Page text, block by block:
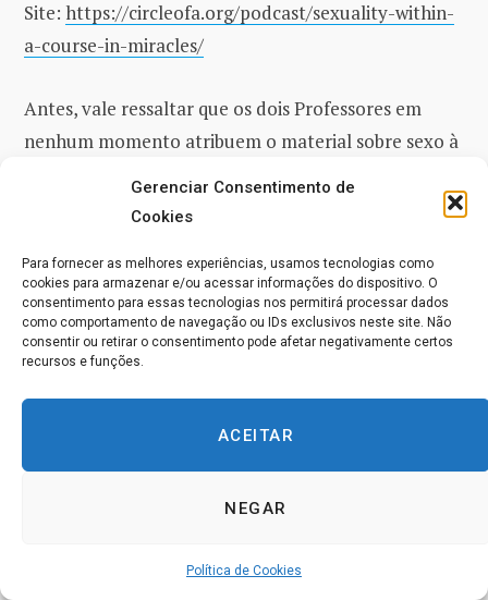
Gerenciar Consentimento de
Cookies
Para fornecer as melhores experiências, usamos tecnologias como
cookies para armazenar e/ou acessar informações do dispositivo. O
consentimento para essas tecnologias nos permitirá processar dados
como comportamento de navegação ou IDs exclusivos neste site. Não
consentir ou retirar o consentimento pode afetar negativamente certos
recursos e funções.
ACEITAR
NEGAR
Política de Cookies
Site: https://circleofa.org/podcast/sexuality-within-
a-course-in-miracles/
Antes, vale ressaltar que os dois Professores em
nenhum momento atribuem o material sobre sexo à
tema, conforme mencionada no próprio Curso.
The Sex Material in A Course in Miracles
[“O Material sobre Sexo em Um Curso em
Milagres”]
Eu penso que o quadro geral não é sobre abster-se
de qualquer sexo que não acabe, você sabe,